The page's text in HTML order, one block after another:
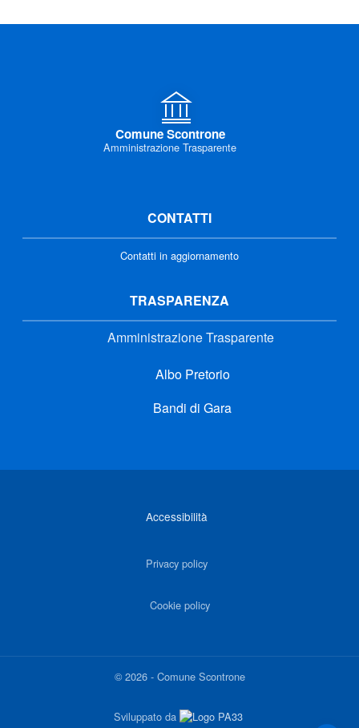
Comune Scontrone
Amministrazione Trasparente
CONTATTI
Contatti in aggiornamento
TRASPARENZA
Amministrazione Trasparente
Albo Pretorio
Bandi di Gara
Accessibilità
Privacy policy
Cookie policy
©2026- Comune Scontrone
Sviluppato da